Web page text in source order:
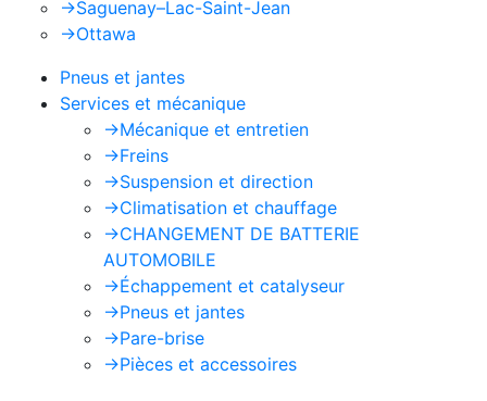
->Saguenay–Lac-Saint-Jean
->Ottawa
Pneus et jantes
Services et mécanique
->Mécanique et entretien
->Freins
->Suspension et direction
->Climatisation et chauffage
->CHANGEMENT DE BATTERIE
AUTOMOBILE
->Échappement et catalyseur
->Pneus et jantes
->Pare-brise
->Pièces et accessoires